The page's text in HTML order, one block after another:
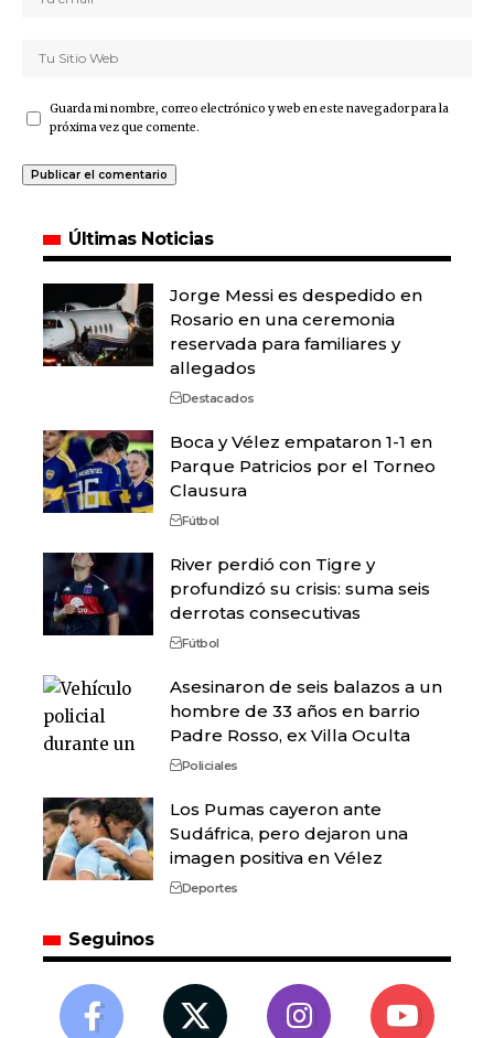
Guarda mi nombre, correo electrónico y web en este navegador para la
próxima vez que comente.
Últimas Noticias
Jorge Messi es despedido en
Rosario en una ceremonia
reservada para familiares y
allegados
Destacados
Boca y Vélez empataron 1-1 en
Parque Patricios por el Torneo
Clausura
Fútbol
River perdió con Tigre y
profundizó su crisis: suma seis
derrotas consecutivas
Fútbol
Asesinaron de seis balazos a un
hombre de 33 años en barrio
Padre Rosso, ex Villa Oculta
Policiales
Los Pumas cayeron ante
Sudáfrica, pero dejaron una
imagen positiva en Vélez
Deportes
Seguinos